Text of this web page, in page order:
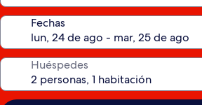
Fechas
Huéspedes